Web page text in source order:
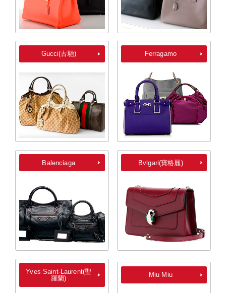
Gucci(古馳) Ferragamo
Balenciaga Bvlgari(寶格麗)
Yves Saint-Laurent(聖
羅蘭)
Miu Miu